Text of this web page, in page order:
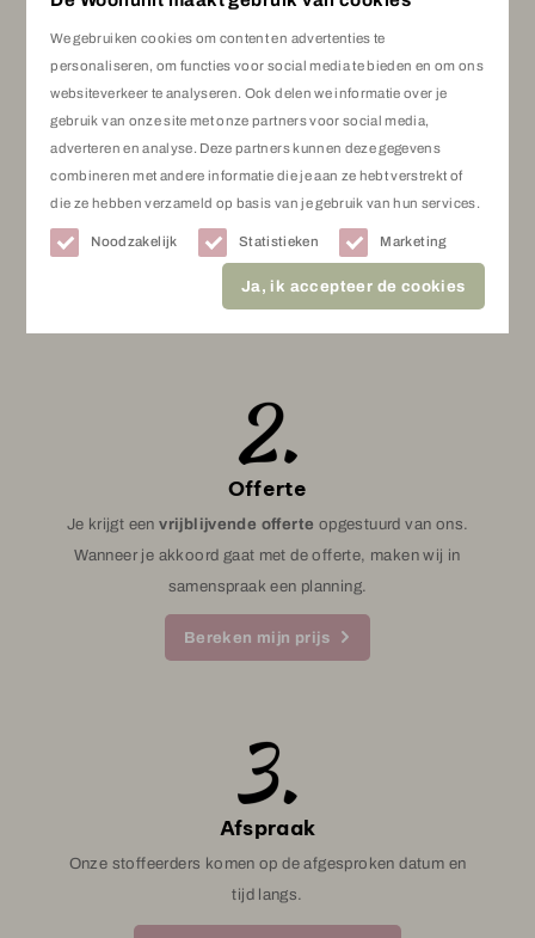
We gebruiken cookies om content en advertenties te
personaliseren, om functies voor social media te bieden en om ons
websiteverkeer te analyseren. Ook delen we informatie over je
gebruik van onze site met onze partners voor social media,
adverteren en analyse. Deze partners kunnen deze gegevens
combineren met andere informatie die je aan ze hebt verstrekt of
die ze hebben verzameld op basis van je gebruik van hun services.
Noodzakelijk Statistieken Marketing
Ja, ik accepteer de cookies
Advies
In de winkel bespreken wij de woonwensen en adviseren
inmeetafspraak voor een offerte op maat.
Maak een afspraak
Offerte
Je krijgt eenvrijblijvende offerte opgestuurd van ons.
Wanneer je akkoord gaat met de offerte, maken wij in
samenspraak een planning.
Bereken mijn prijs
Afspraak
Onze stoffeerders komen op de afgesproken datum en
tijd langs.